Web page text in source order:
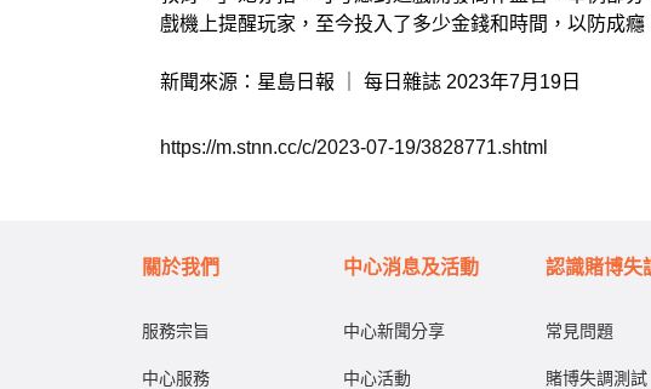
戲機上提醒玩家，至今投入了多少金錢和時間，以防成癮
新聞來源：星島日報 ｜ 每日雜誌 2023年7月19日
https://m.stnn.cc/c/2023-07-19/3828771.shtml
關於我們
服務宗旨
中心服務
中心消息及活動
中心新聞分享
中心活動
認識賭博失
常見問題
賭博失調測試